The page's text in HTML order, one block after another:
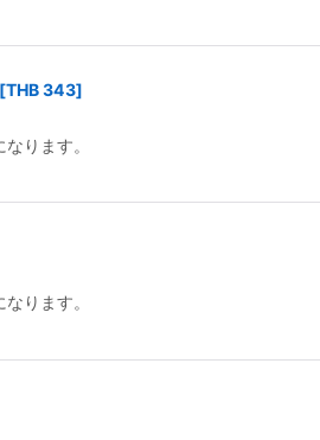
[THB 343]
ります。
ります。